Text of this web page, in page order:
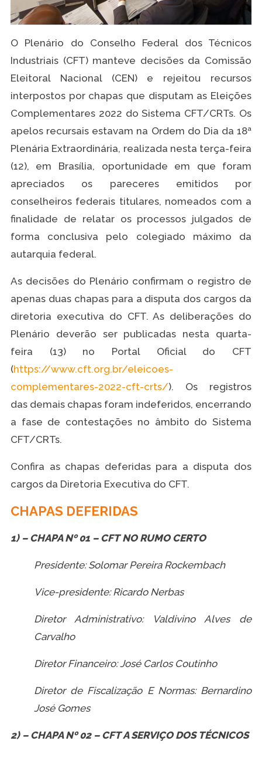
O Plenário do Conselho Federal dos Técnicos
Industriais (CFT) manteve decisões da Comissão
Eleitoral Nacional (CEN) e rejeitou recursos
interpostos por chapas que disputam as Eleições
Complementares 2022 do Sistema CFT/CRTs. Os
apelos recursais estavam na Ordem do Dia da 18ª
Plenária Extraordinária, realizada nesta terça-feira
(12), em Brasília, oportunidade em que foram
apreciados os pareceres emitidos por
conselheiros federais titulares, nomeados com a
finalidade de relatar os processos julgados de
forma conclusiva pelo colegiado máximo da
autarquia federal.
As decisões do Plenário confirmam o registro de
apenas duas chapas para a disputa dos cargos da
diretoria executiva do CFT. As deliberações do
Plenário deverão ser publicadas nesta quarta-
feira (13) no Portal Oficial do CFT
(https://www.cft.org.br/eleicoes-
complementares-2022-cft-crts/). Os registros
das demais chapas foram indeferidos, encerrando
a fase de contestações no âmbito do Sistema
CFT/CRTs.
Confira as chapas deferidas para a disputa dos
cargos da Diretoria Executiva do CFT.
CHAPAS DEFERIDAS
1) – CHAPA Nº 01 – CFT NO RUMO CERTO
Presidente: Solomar Pereira Rockembach
Vice-presidente: Ricardo Nerbas
Diretor Administrativo: Valdivino Alves de
Carvalho
Diretor Financeiro: José Carlos Coutinho
Diretor de Fiscalização E Normas: Bernardino
José Gomes
2) – CHAPA Nº 02 – CFT A SERVIÇO DOS TÉCNICOS